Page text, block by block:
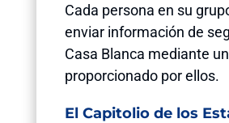
Cada persona en su
enviar información de
Casa Blanca mediante
proporcionado por ellos.
El Capitolio de los